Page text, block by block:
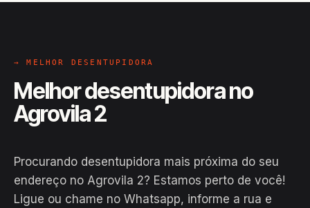
→ MELHOR DESENTUPIDORA
Melhor desentupidora no
Agrovila 2
Procurando desentupidora mais próxima do seu
endereço no Agrovila 2? Estamos perto de você!
Ligue ou chame no Whatsapp, informe a rua e